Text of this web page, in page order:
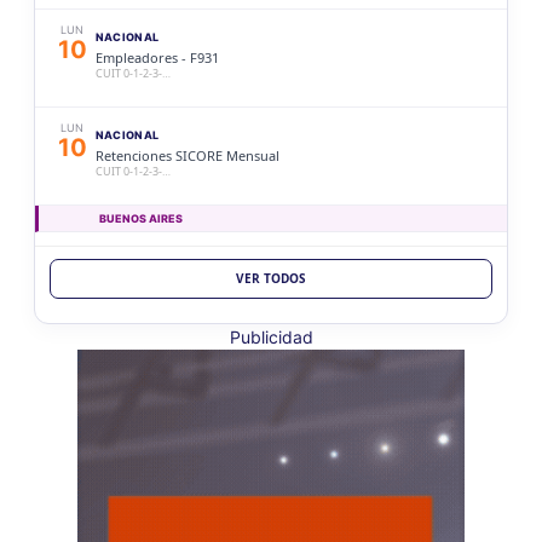
LUN
10 NACIONAL
Empleadores - F931
CUIT 0-1-2-3-…
LUN
10 NACIONAL
Retenciones SICORE Mensual
CUIT 0-1-2-3-…
BUENOS AIRES
BUENOS AIRES
Ag. Bs As Reg Gral Retenc 2aQ
CUIT 0-1-2-3-4-5-6-7-8-9-…
LUN
10
10 Agentes RetenciÃ³n Catamarca
VER TODOS
Publicidad